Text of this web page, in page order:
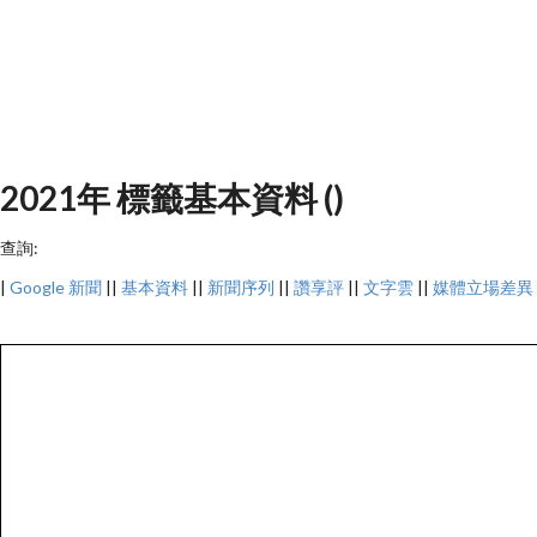
2021年 標籤基本資料 ()
查詢:
| Google 新聞 || 基本資料 || 新聞序列 || 讚享評 || 文字雲 || 媒體立場差異